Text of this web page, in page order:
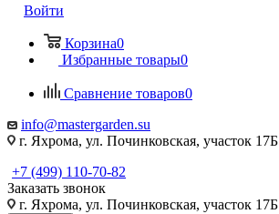
Войти
Корзина0
Избранные товары0
Сравнение товаров0
info@mastergarden.su
г. Яхрома, ул. Починковская, участок 17Б
+7 (499) 110-70-82
Заказать звонок
г. Яхрома, ул. Починковская, участок 17Б